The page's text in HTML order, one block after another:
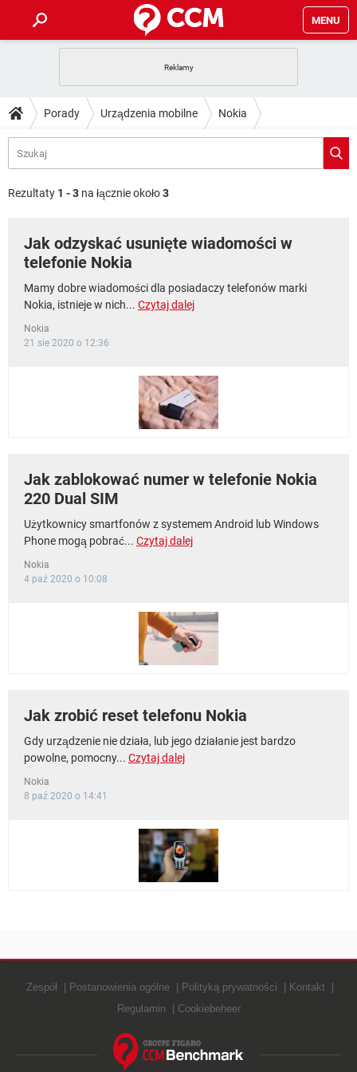
MENU
GRY WHATSAPP
INSTAGRAM FACEBOOK
WINDOWS 10
PORADY
PlayStation TIKTOK
GRY
SPOTIFY
WINDOWS 10
DO POBRANIA
ANDROID TIKTOK
GRY
INSTAGRAM
WINDOWS 10
GRY WHATSAPP
SPOTIFY
INSTAGRAM FACEBOOK
COVID-19
WHATSAPP
SPOTIFY NETFLIX
INSTAGRAM
Porady Urządzenia mobilne Nokia
Rezultaty 1 - 3 na łącznie około3
Jak odzyskać usunięte wiadomości w
telefonie Nokia
Mamy dobre wiadomości dla posiadaczy telefonów marki
Nokia, istnieje w nich... Czytaj dalej
Nokia
21 sie 2020 o 12:36
Jak zablokować numer w telefonie Nokia
220 Dual SIM
Użytkownicy smartfonów z systemem Android lub Windows
Phone mogą pobrać... Czytaj dalej
Nokia
4 paź 2020 o 10:08
Jak zrobić reset telefonu Nokia
Gdy urządzenie nie działa, lub jego działanie jest bardzo
powolne, pomocny... Czytaj dalej
Nokia
8 paź 2020 o 14:41
Zespół Postanowienia ogólne Polityką prywatności
Kontakt
Regulamin
Cookiebeheer